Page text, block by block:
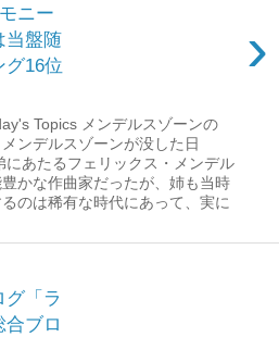
ニー
当盤随
グ16位
›
Topics メンデルスゾーンの
ンデルスゾーンが没した日
にあたるフェリックス・メンデル
かな作曲家だったが、姉も当時
のは稀有な時代にあって、実に
「ラ
ブロ